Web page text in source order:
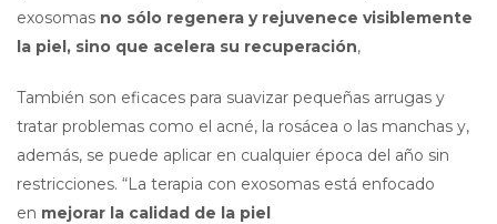
exosomas no sólo regenera y rejuvenece visiblemente
la piel, sino que acelera su recuperación,
También son eficaces para suavizar pequeñas arrugas y
tratar problemas como el acné, la rosácea o las manchas y,
además, se puede aplicar en cualquier época del año sin
restricciones. “La terapia con exosomas está enfocado
en mejorar la calidad de la piel